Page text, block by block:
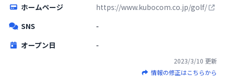
ホームページ
https://www.kubocom.co.jp/golf/
SNS
-
オープン日
-
2023/3/10 更新
情報の修正はこちらから